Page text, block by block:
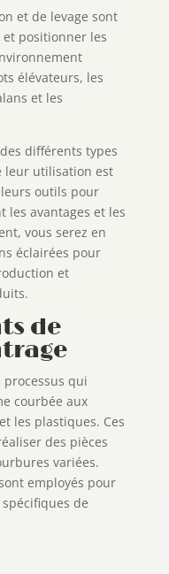
et de levage sont
positionner les
élévateurs, les
et les
différents types
leur utilisation est
outils pour
les avantages et les
vous serez en
éclairées pour
et
de
processus qui
courbée aux
les plastiques. Ces
des pièces
variées.
employés pour
de